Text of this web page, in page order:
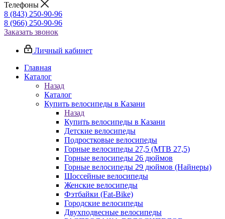
Телефоны
8 (843) 250-90-96
8 (966) 250-90-96
Заказать звонок
Личный кабинет
Главная
Каталог
Назад
Каталог
Купить велосипеды в Казани
Назад
Купить велосипеды в Казани
Детские велосипеды
Подростковые велосипеды
Горные велосипеды 27,5 (MTB 27,5)
Горные велосипеды 26 дюймов
Горные велосипеды 29 дюймов (Найнеры)
Шоссейные велосипеды
Женские велосипеды
Фэтбайки (Fat-Bike)
Городские велосипеды
Двухподвесные велосипеды